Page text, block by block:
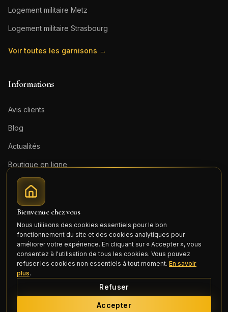
Logement militaire Metz
Logement militaire Strasbourg
Voir toutes les garnisons →
Informations
Avis clients
Blog
Actualités
Boutique en ligne
Contact
Mentions légales
Connexion
Bienvenue chez vous
Nous utilisons des cookies essentiels pour le bon
fonctionnement du site et des cookies analytiques pour
améliorer votre expérience. En cliquant sur « Accepter », vous
consentez à l'utilisation de tous les cookies. Vous pouvez
refuser les cookies non essentiels à tout moment. En savoir
plus.
Refuser
Accepter